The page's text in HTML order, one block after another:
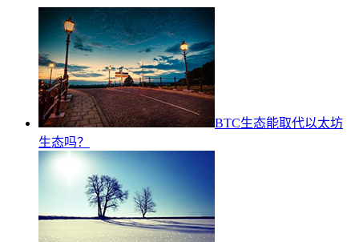
BTC生态能取代以太坊
生态吗？